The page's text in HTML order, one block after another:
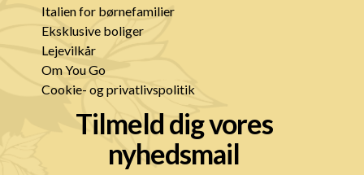
Italien for børnefamilier
Eksklusive boliger
Lejevilkår
Om You Go
Cookie- og privatlivspolitik
Tilmeld dig vores
nyhedsmail